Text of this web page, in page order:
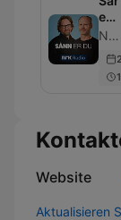
er
duNRK - Folge 5
Website
Aktualisieren